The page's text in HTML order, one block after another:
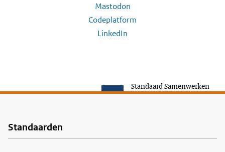
Mastodon
Codeplatform
LinkedIn
Standaard Samenwerken
Voet
Standaarden